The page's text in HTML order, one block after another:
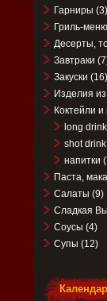
Гарниры (3)
Гриль-меню
Десерты,
Завтраки
Закуски (16)
Изделия
Коктейли и
long drink
shot drink
напитки
Паста,
Салаты (9)
Сладкая
Соусы (4)
Супы (12)